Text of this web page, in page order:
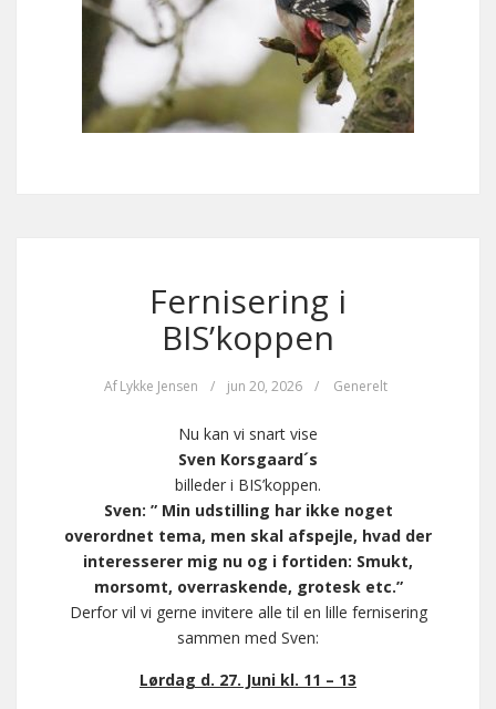
Fernisering i
BIS’koppen
Af Lykke Jensen / jun 20, 2026 / Generelt
Nu kan vi snart vise
Sven Korsgaard´s
billeder i BIS’koppen.
Sven: ” Min udstilling har ikke noget
overordnet tema, men skal afspejle, hvad der
interesserer mig nu og i fortiden: Smukt,
morsomt, overraskende, grotesk etc.”
Derfor vil vi gerne invitere alle til en lille fernisering
sammen med Sven:
Lørdag d. 27. Juni kl. 11 – 13